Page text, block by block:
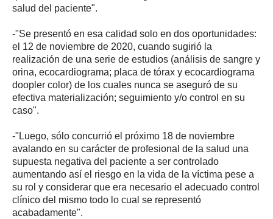
salud del paciente".
-"Se presentó en esa calidad solo en dos oportunidades:
el 12 de noviembre de 2020, cuando sugirió la
realización de una serie de estudios (análisis de sangre y
orina, ecocardiograma; placa de tórax y ecocardiograma
doopler color) de los cuales nunca se aseguró de su
efectiva materialización; seguimiento y/o control en su
caso".
-"Luego, sólo concurrió el próximo 18 de noviembre
avalando en su carácter de profesional de la salud una
supuesta negativa del paciente a ser controlado
aumentando así el riesgo en la vida de la víctima pese a
su rol y considerar que era necesario el adecuado control
clínico del mismo todo lo cual se representó
acabadamente".